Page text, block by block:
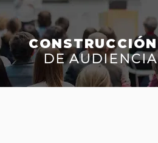
CONSTRUCCIÓN
DE AUDIENCIA